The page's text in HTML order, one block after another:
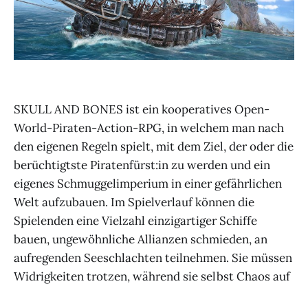
SKULL AND BONES ist ein kooperatives Open-
World-Piraten-Action-RPG, in welchem man nach
den eigenen Regeln spielt, mit dem Ziel, der oder die
berüchtigtste Piratenfürst:in zu werden und ein
eigenes Schmuggelimperium in einer gefährlichen
Welt aufzubauen. Im Spielverlauf können die
Spielenden eine Vielzahl einzigartiger Schiffe
bauen, ungewöhnliche Allianzen schmieden, an
aufregenden Seeschlachten teilnehmen. Sie müssen
Widrigkeiten trotzen, während sie selbst Chaos auf